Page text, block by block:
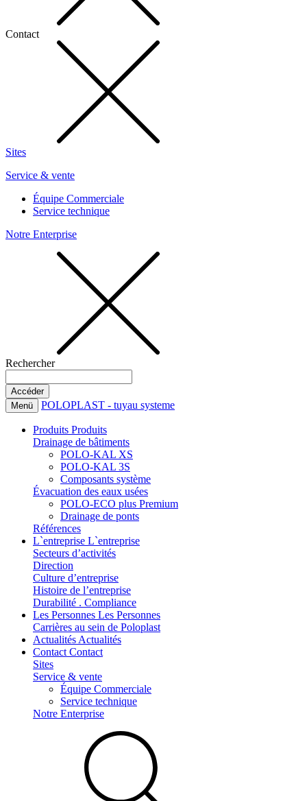
Contact
Sites
Service & vente
Équipe Commerciale
Service technique
Notre Enterprise
Rechercher
Menü POLOPLAST - tuyau systeme
Produits Produits
Drainage de bâtiments
POLO-KAL XS
POLO-KAL 3S
Composants système
Évacuation des eaux usées
POLO-ECO plus Premium
Drainage de ponts
Références
L`entreprise L`entreprise
Secteurs d’activités
Direction
Culture d’entreprise
Histoire de l’entreprise
Durabilité . Compliance
Les Personnes Les Personnes
Carrières au sein de Poloplast
Actualités Actualités
Contact Contact
Sites
Service & vente
Équipe Commerciale
Service technique
Notre Enterprise